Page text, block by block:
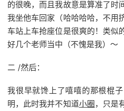
的很晚，而且我故意是算准了时
我坐他车回家（哈哈哈哈，不用
车站上车抢座位是很爽的！类似
好几个老师当中（不愧是我）～
二 /然后：
我很早就馋上了嘻嘻的那根棍
明，此时我并不知道小圈，只是